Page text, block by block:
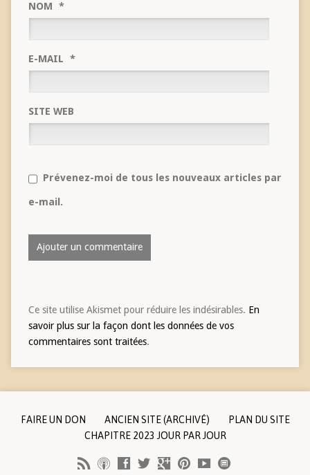
NOM *
E-MAIL *
SITE WEB
Prévenez-moi de tous les nouveaux articles par
e-mail.
Ce site utilise Akismet pour réduire les indésirables. En
savoir plus sur la façon dont les données de vos
commentaires sont traitées.
FAIRE UN DON ANCIEN SITE (ARCHIVÉ)
PLAN DU SITE
CHAPITRE 2023 JOUR PAR JOUR